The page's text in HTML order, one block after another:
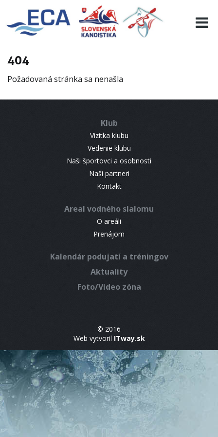
404
Požadovaná stránka sa nenašla
Klub
Vizitka klubu
Vedenie klubu
Naši športovci a osobnosti
Naši partneri
Kontakt
Areal vodného slalomu
O areáli
Prenájom
Kalendár podujatí a tréningov
Aktuality
Foto/Video zóna
© 2016
Web vytvoril ITway.sk
EURO 19
INFO
RESULTS
CONTACT